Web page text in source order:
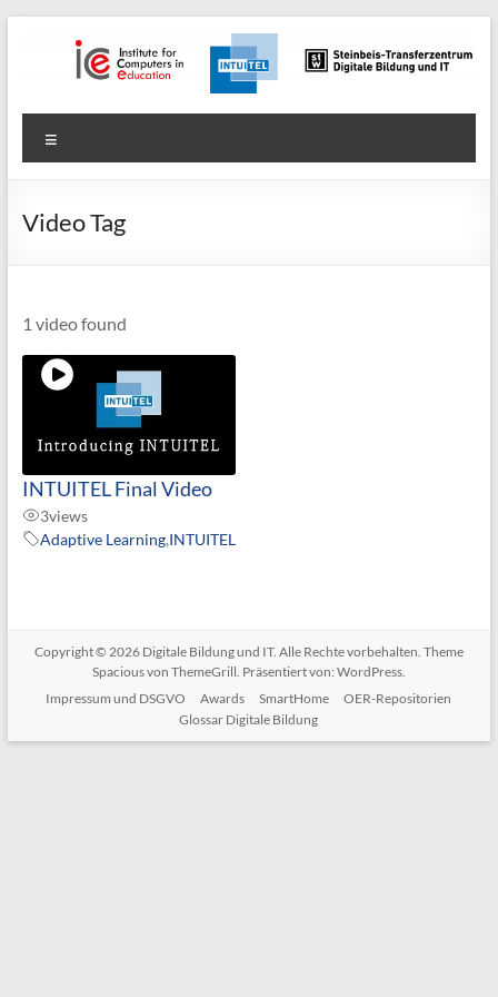
Digitale
Bildung
und
Video Tag
1 video found
INTUITEL Final Video
3views
Adaptive Learning,INTUITEL
Copyright © 2026 Digitale Bildung und IT. Alle Rechte vorbehalten. Theme
Spaciousvon ThemeGrill. Präsentiert von: WordPress.
Impressum und DSGVO
Awards SmartHome
OER-Repositorien
Glossar Digitale Bildung